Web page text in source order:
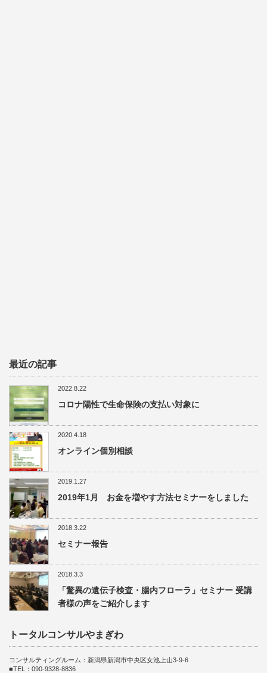
最近の記事
2022.8.22
コロナ陽性で生命保険の支払い対象に
2020.4.18
オンライン個別相談
2019.1.27
2019年1月 お金を増やす方法セミナーをしました
2018.3.22
セミナー報告
2018.3.3
「驚異の遺伝子検査・腸内フローラ」セミナー 受講
者様の声をご紹介します
トータルコンサルやまぎわ
コンサルティングルーム：新潟県新潟市中央区女池上山3-9-6
■TEL：090-9328-8836